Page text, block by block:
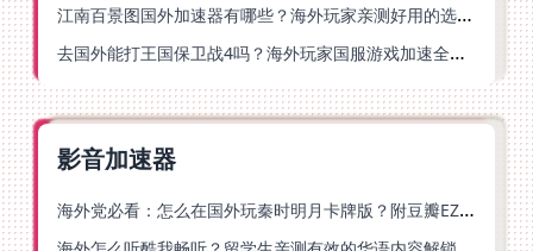
江南百景图国外加速器有哪些？海外玩家亲测好用的选择与避坑指南
去国外能打王国保卫战4吗？海外玩家国服游戏加速全攻略（附公主连结幻想江湖实测）
影音加速器
海外党必看：怎么在国外玩秦时明月卡牌版？附豆瓣EZCast地区限制破解法